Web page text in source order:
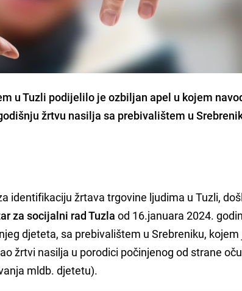
u Tuzli podijelilo je ozbiljan apel u kojem
žrtvu nasilja sa prebivalištem u
identifikaciju žrtava trgovine ljudima u Tuzli,
za socijalni rad Tuzla od 16.januara 2024.
djeteta, sa prebivalištem u Srebreniku, kojem
žrtvi nasilja u porodici počinjenog od strane
mldb. djetetu).